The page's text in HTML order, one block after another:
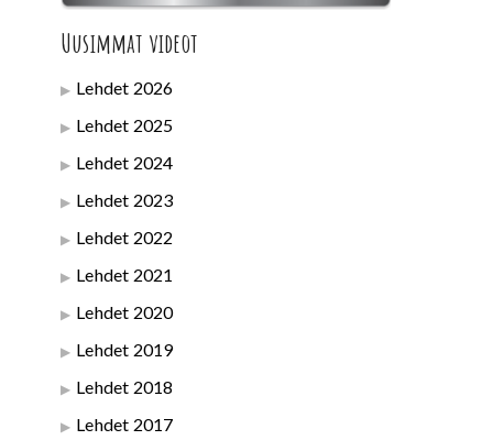
Uusimmat videot
Lehdet 2026
Lehdet 2025
Lehdet 2024
Lehdet 2023
Lehdet 2022
Lehdet 2021
Lehdet 2020
Lehdet 2019
Lehdet 2018
Lehdet 2017